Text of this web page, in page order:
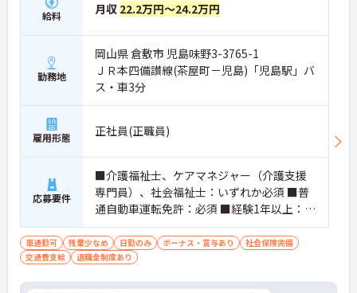
給料 月収 22.2万円～24.2万円
勤務地
岡山県 倉敷市 児島味野3-3765-1
ＪＲ本四備讃線(茶屋町－児島)「児島駅」バ
ス・車3分
雇用形態 正社員(正職員)
応募要件
■介護福祉士、ケアマネジャー（介護支援
専門員）、社会福祉士：いずれか必須 ■普
通自動車運転免許：必須 ■経験1年以上：必
須
車通勤可 残業少なめ 日勤のみ ボーナス・賞与あり
社会保険完備
交通費支給
退職金制度あり